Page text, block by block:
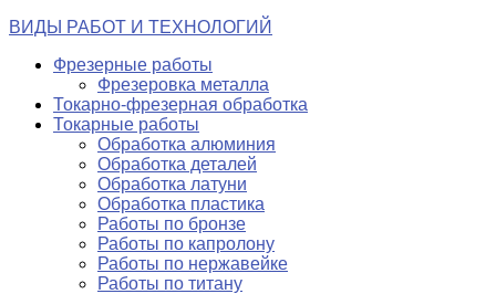
ВИДЫ РАБОТ И ТЕХНОЛОГИЙ
Фрезерные работы
Фрезеровка металла
Токарно-фрезерная обработка
Токарные работы
Обработка алюминия
Обработка деталей
Обработка латуни
Обработка пластика
Работы по бронзе
Работы по капролону
Работы по нержавейке
Работы по титану